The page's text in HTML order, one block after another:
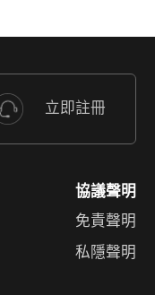
立即註冊
協議聲明
免責聲明
私隱聲明